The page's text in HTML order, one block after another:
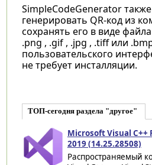
SimpleCodeGenerator
генерировать QR-код из
сохранять его в виде
.png , .gif , .jpg , .tiff или
пользовательского
не требует инсталляции.
ТОП-сегодня раздела "другое"
Microsoft Visual C++
2019 (14.25.28508)
Распространяемый